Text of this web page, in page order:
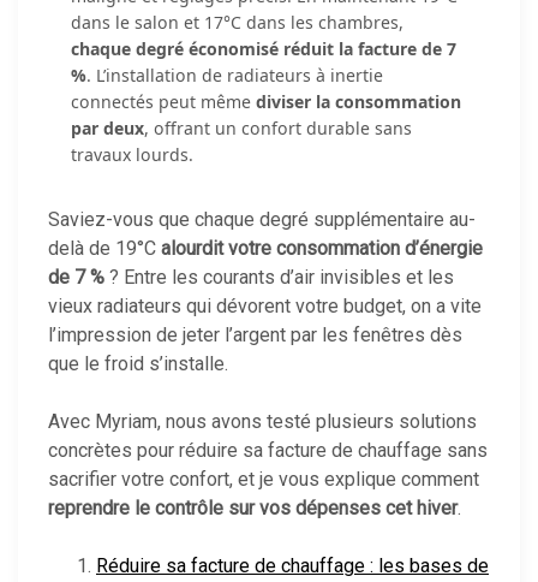
dans le salon et 17°C dans les chambres,
chaque degré économisé réduit la facture de 7
%. L’installation de radiateurs à inertie
connectés peut même diviser la consommation
par deux, offrant un confort durable sans
travaux lourds.
Saviez-vous que chaque degré supplémentaire au-
delà de 19°C alourdit votre consommation d’énergie
de 7 % ? Entre les courants d’air invisibles et les
vieux radiateurs qui dévorent votre budget, on a vite
l’impression de jeter l’argent par les fenêtres dès
que le froid s’installe.
Avec Myriam, nous avons testé plusieurs solutions
concrètes pour réduire sa facture de chauffage sans
sacrifier votre confort, et je vous explique comment
reprendre le contrôle sur vos dépenses cet hiver.
Réduire sa facture de chauffage : les bases de